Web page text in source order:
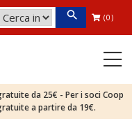
(0)
da 25€ - Per i soci Coop
a partire da 19€.